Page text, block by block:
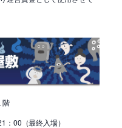
階
00（最終入場）